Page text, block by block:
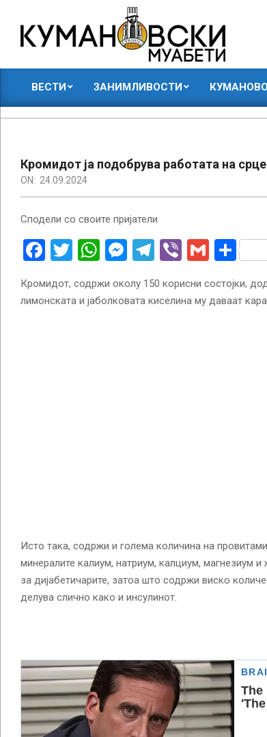
content
КУМАНОВСКИ
МУАБЕТИ
ВЕСТИ ЗАНИМЛИВОСТИ КУМАНОВО
Кромидот ја подобрува работата на
ON: 24.09.2024
Сподели со своите пријатели
Facebook
Twitter
WhatsApp
Messenger
Telegram
ViberGmail
Кромидот, содржи околу 150 корисни состојки,
лимонската и јаболковата киселина му даваат
Исто така, содржи и голема количина на
минералите калиум, натриум, калциум, магнезиум
за дијабетичарите, затоа што содржи виско
делува слично како и инсулинот.